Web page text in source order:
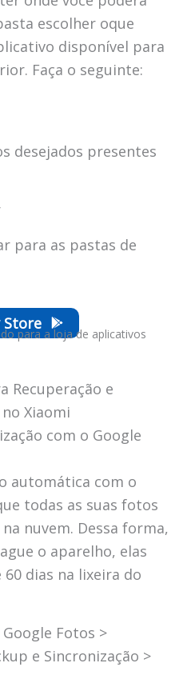
escolher oque
disponível para
Faça o seguinte:
desejados presentes
para as pastas de
Store
para a loja de aplicativos
Recuperação e
Xiaomi
com o Google
automática com o
todas as suas fotos
nuvem. Dessa forma,
o aparelho, elas
dias na lixeira do
Fotos >
e Sincronização >